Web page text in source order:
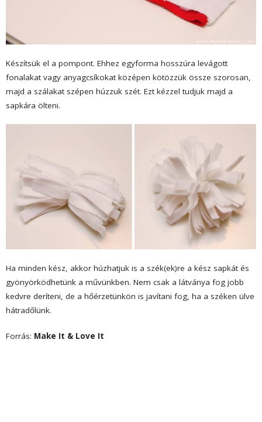
Készítsük el a pompont. Ehhez egyforma hosszúra levágott
fonalakat vagy anyagcsíkokat középen kötözzük össze szorosan,
majd a szálakat szépen húzzuk szét. Ezt kézzel tudjuk majd a
sapkára ölteni.
Ha minden kész, akkor húzhatjuk is a szék(ek)re a kész sapkát és
gyönyörködhetünk a művünkben. Nem csak a látványa fog jobb
kedvre deríteni, de a hőérzetünkön is javítani fog, ha a széken ülve
hátradőlünk.
Forrás: Make It & Love It